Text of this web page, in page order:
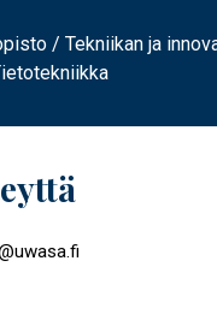
/ Tekniikan ja